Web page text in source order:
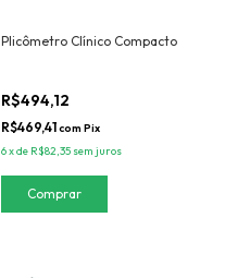
Plicômetro Clínico Compacto
R$494,12
R$469,41com Pix
6xde R$82,35 sem juros